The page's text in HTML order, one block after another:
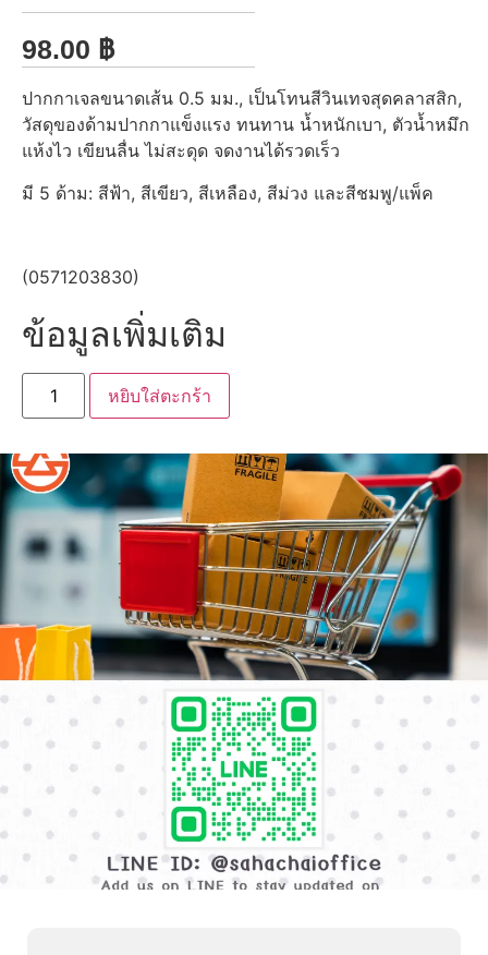
98.00 ฿
ปากกาเจลขนาดเส้น 0.5 มม., เป็นโทนสีวินเทจสุดคลาสสิก,
วัสดุของด้ามปากกาแข็งแรง ทนทาน น้ำหนักเบา, ตัวน้ำหมึก
แห้งไว เขียนลื่น ไม่สะดุด จดงานได้รวดเร็ว
มี 5 ด้าม: สีฟ้า, สีเขียว, สีเหลือง, สีม่วง และสีชมพู/แพ็ค
(0571203830)
ข้อมูลเพิ่มเติม
หยิบใส่ตะกร้า